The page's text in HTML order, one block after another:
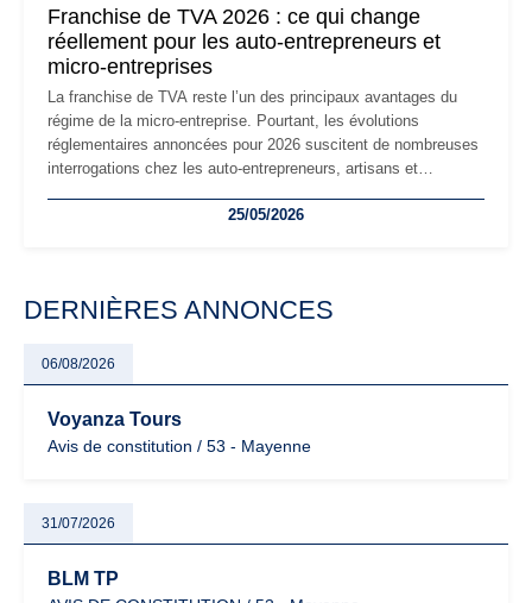
Franchise de TVA 2026 : ce qui change
réellement pour les auto-entrepreneurs et
micro-entreprises
La franchise de TVA reste l’un des principaux avantages du
régime de la micro-entreprise. Pourtant, les évolutions
réglementaires annoncées pour 2026 suscitent de nombreuses
interrogations chez les auto-entrepreneurs, artisans et
facturation ou risque de bascule vers la TVA : les règles
25/05/2026
DERNIÈRES ANNONCES
06/08/2026
Voyanza Tours
Avis de constitution / 53 - Mayenne
31/07/2026
BLM TP